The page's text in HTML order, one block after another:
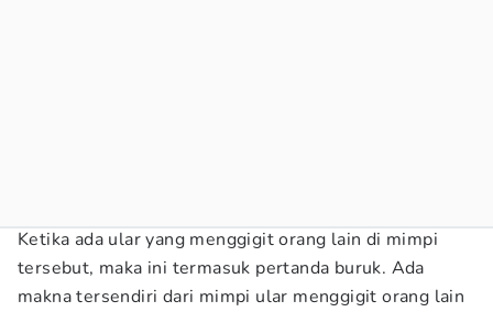
Ketika ada ular yang menggigit orang lain di mimpi
tersebut, maka ini termasuk pertanda buruk. Ada
makna tersendiri dari mimpi ular menggigit orang lain